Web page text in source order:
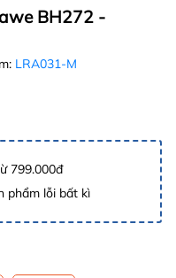
BH272 -
LRA031-M
799.000đ
phẩm lỗi bất kì